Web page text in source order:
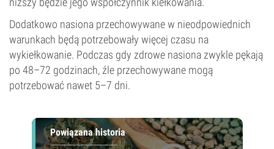
Dodatkowo nasiona przechowywane w nieodpowiednich
warunkach będą potrzebowały więcej czasu na
wykiełkowanie. Podczas gdy zdrowe nasiona zwykle pękają
po 48–72 godzinach, źle przechowywane mogą
potrzebować nawet 5–7 dni.
Powiązana historia